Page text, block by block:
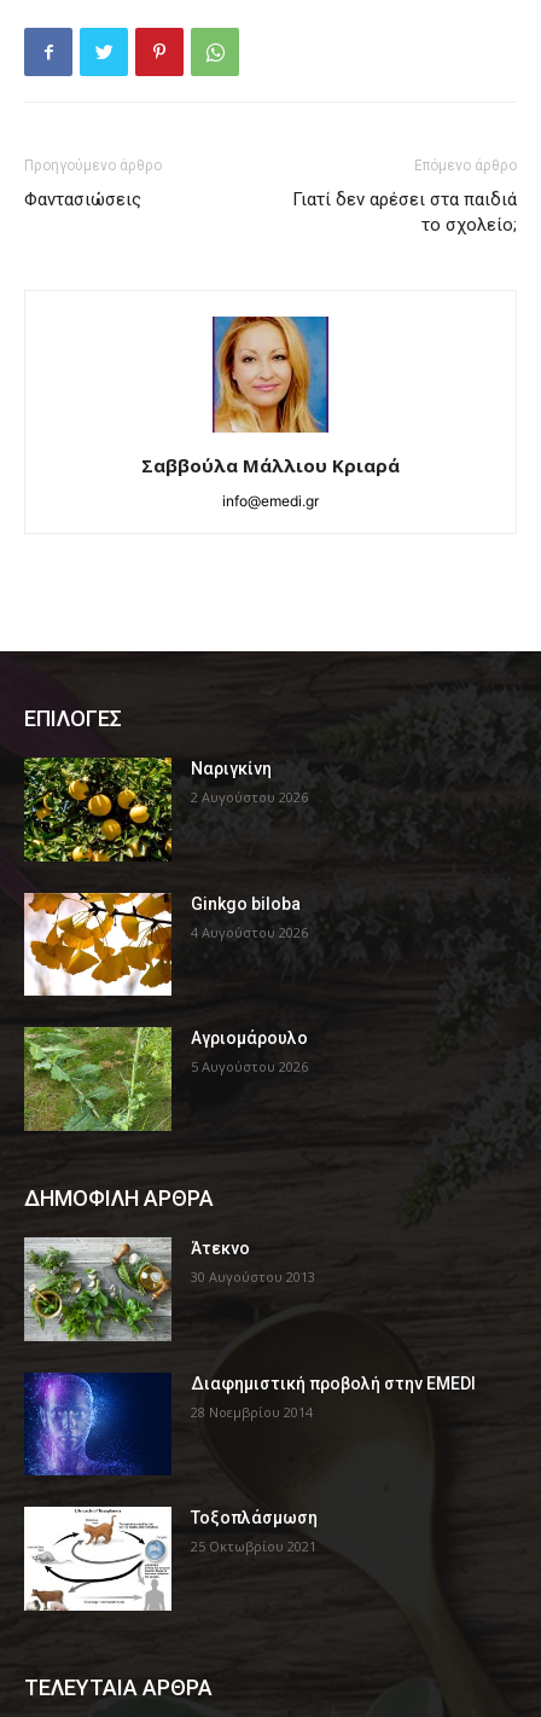
Προηγούμενο άρθρο
Φαντασιώσεις
Επόμενο άρθρο
Γιατί δεν αρέσει στα παιδιά
το σχολείο;
Σαββούλα Μάλλιου Κριαρά
info@emedi.gr
ΕΠΙΛΟΓΕΣ
Ναριγκίνη
2 Αυγούστου 2026
Ginkgo biloba
4 Αυγούστου 2026
Αγριομάρουλο
5 Αυγούστου 2026
ΔΗΜΟΦΙΛΗ ΑΡΘΡΑ
Άτεκνο
30 Αυγούστου 2013
Διαφημιστική προβολή στην EMEDI
28 Νοεμβρίου 2014
Τοξοπλάσμωση
25 Οκτωβρίου 2021
ΤΕΛΕΥΤΑΙΑ ΑΡΘΡΑ